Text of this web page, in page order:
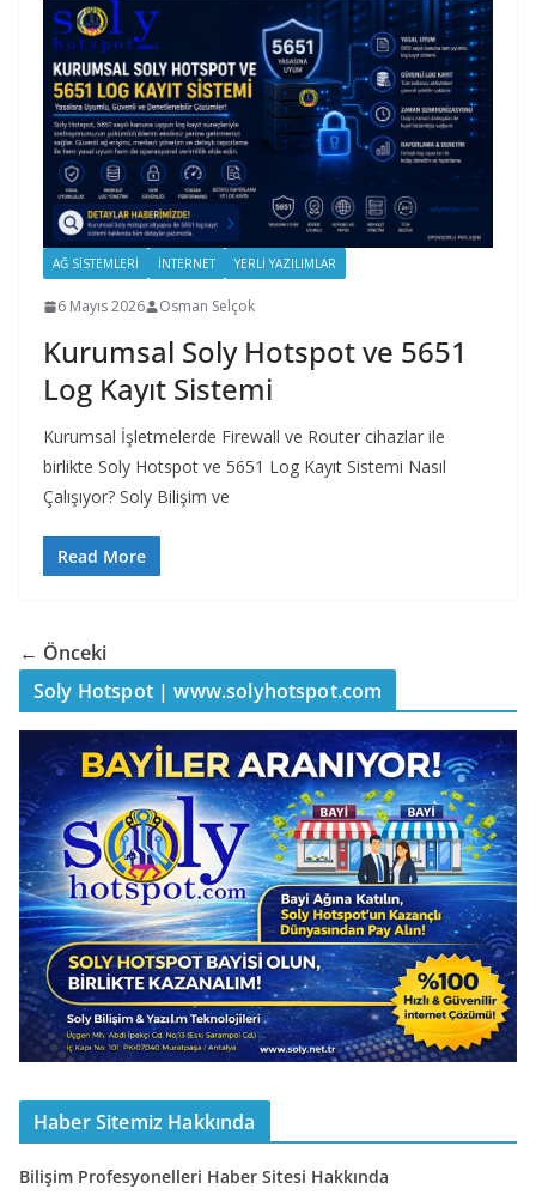
AĞ SISTEMLERI İNTERNET YERLI YAZILIMLAR
6 Mayıs 2026 Osman Selçok
Kurumsal Soly Hotspot ve 5651
Log Kayıt Sistemi
Kurumsal İşletmelerde Firewall ve Router cihazlar ile
birlikte Soly Hotspot ve 5651 Log Kayıt Sistemi Nasıl
Çalışıyor? Soly Bilişim ve
Read More
← Önceki
Soly Hotspot | www.solyhotspot.com
Haber Sitemiz Hakkında
Bilişim Profesyonelleri Haber Sitesi Hakkında